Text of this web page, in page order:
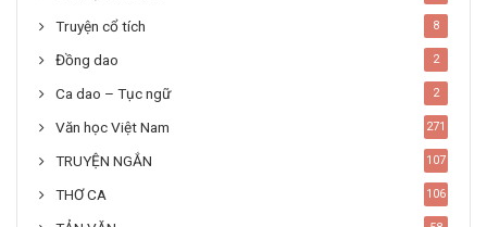
Truyện cổ tích 8
Đồng dao 2
Ca dao – Tục ngữ 2
Văn học Việt Nam 271
TRUYỆN NGẮN 107
THƠ CA 106